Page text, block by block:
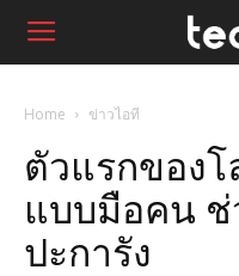
Home ข่าวไอที
ตัวแรกของ
แบบมือคน ช่
ปะการัง